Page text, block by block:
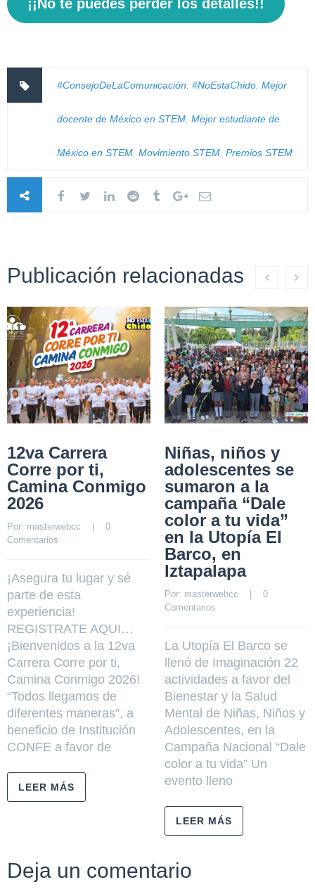
¡¡No te puedes perder los detalles!!
#ConsejoDeLaComunicación #NoEstaChido Mejor
docente de México en STEM Mejor estudiante de
México en STEM Movimiento STEM Premios STEM
Publicación relacionadas
12va Carrera
Corre por ti,
Camina Conmigo
2026
Por: masterwebcc
0
Comentarios
¡Asegura tu lugar y sé
parte de esta
experiencia!
REGISTRATE AQUI…
¡Bienvenidos a la 12va
Carrera Corre por ti,
Camina Conmigo 2026!
“Todos llegamos de
diferentes maneras”, a
beneficio de Institución
CONFE a favor de
LEER MÁS
Niñas, niños y
adolescentes se
sumaron a la
campaña “Dale
color a tu vida”
en la Utopía El
Barco, en
Iztapalapa
Por: masterwebcc
0
Comentarios
La Utopía El Barco se
llenó de Imaginación 22
actividades a favor del
Bienestar y la Salud
Mental de Niñas, Niños y
Adolescentes, en la
Campaña Nacional “Dale
color a tu vida” Un
evento lleno
LEER MÁS
Deja un comentario